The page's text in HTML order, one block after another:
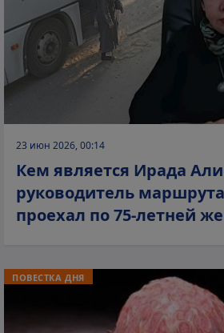
23 июн 2026, 00:14
Кем является Ирада
руководитель
проехал по 75-летней
ПОВЕСТКА ДНЯ